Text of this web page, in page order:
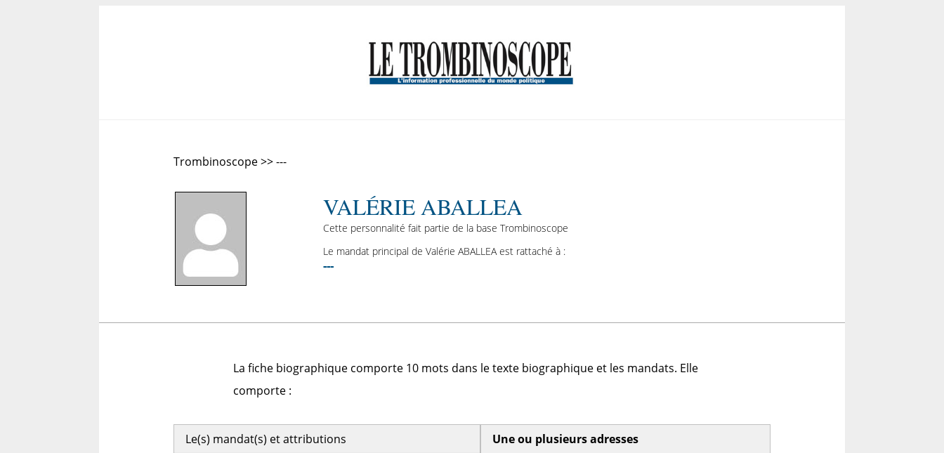
Trombinoscope >> ---
VALÉRIE ABALLEA
Cette personnalité fait partie de la base Trombinoscope
Le mandat principal de Valérie ABALLEA est rattaché à :
---
La fiche biographique comporte 10 mots dans le texte biographique et les mandats. Elle
comporte :
Le(s) mandat(s) et attributions Une ou plusieurs adresses